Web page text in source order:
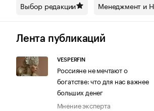
Спецпроекты СПб Конференции
Технологии и медиа
Выбор редакции Менеджмент и
Лента публикаций
VESPERFIN
Россияне не мечтают о
богатстве: что для нас важнее
больших денег
Мнение эксперта